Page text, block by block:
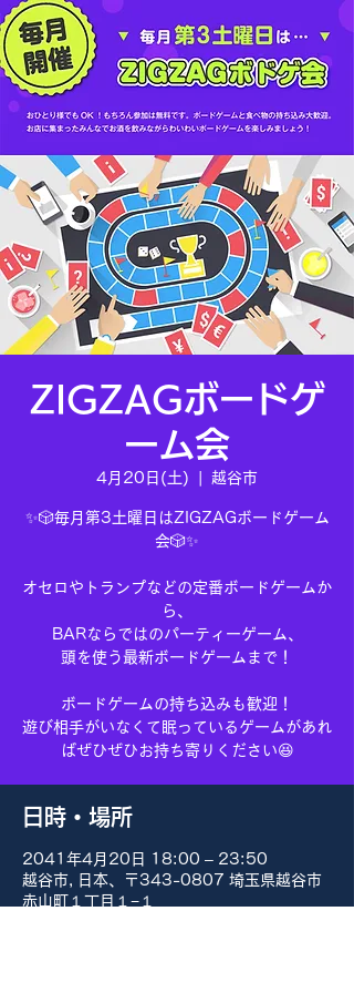
ZIGZAGボードゲ
ーム会
4月20日(土) 越谷市
✨🎲毎月第3土曜日はZIGZAGボードゲーム
会🎲✨
オセロやトランプなどの定番ボードゲームか
ら、
BARならではのパーティーゲーム、
頭を使う最新ボードゲームまで！
ボードゲームの持ち込みも歓迎！
遊び相手がいなくて眠っているゲームがあれ
ばぜひぜひお持ち寄りください😆
日時・場所
2041年4月20日 18:00 – 23:50
越谷市, 日本、〒343-0807 埼玉県越谷市
赤山町１丁目１−１